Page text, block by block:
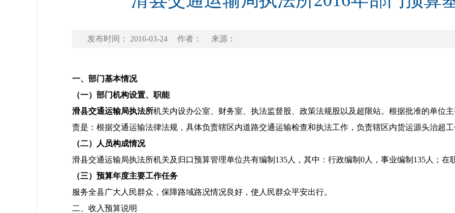
发布时间： 2016-03-24 作者： 来源：
一、部门基本情况
（一）部门机构设置、职能
滑县交通运输局执法所机关内设办公室、财务室、执法监督股、政策法规股以及超限站。根据批准的单位
责是：根据交通运输法律法规，具体负责辖区内道路交通运输检查和执法工作，负责辖区内货运源头治超
（二）人员构成情况
滑县交通运输局执法所机关及归口预算管理单位共有编制135人，其中：行政编制0人，事业编制135人；在
（三）预算年度主要工作任务
服务全县广大人民群众，保障路域路况情况良好，使人民群众平安出行。
二、收入预算说明